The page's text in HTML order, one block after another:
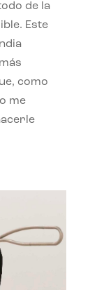
de la
Este
como
me